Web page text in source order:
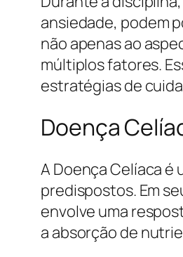
ansiedade, podem
não apenas ao
múltiplos fatores.
estratégias de
Doença
A Doença Celíaca
predispostos. Em
envolve uma
a absorção de